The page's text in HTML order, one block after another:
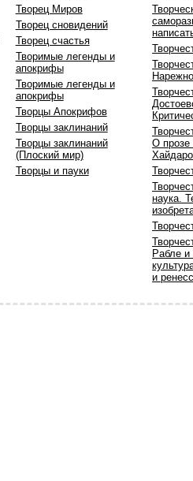
Творец Миров
Творец сновидений
Творец счастья
Творимые легенды и
апокрифы
Творимые легенды и
апокрифы
Творцы Апокрифов
Творцы заклинаний
Творцы заклинаний
(Плоский мир)
Творцы и пауки
О
наука.
Рабле и
и